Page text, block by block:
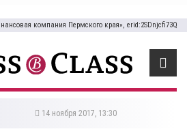
компания Пермского края», erid:2SDnjcfi73Q
14 ноября 2017, 13:30